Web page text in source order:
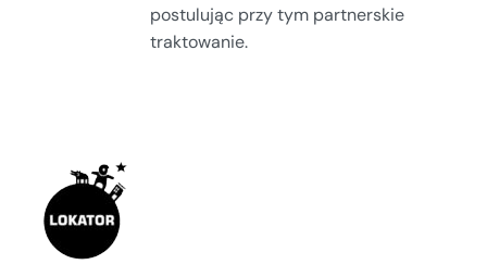
postulując przy tym partnerskie
traktowanie.